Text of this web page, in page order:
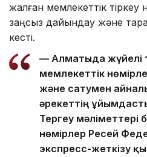
жалған мемлекеттік тіркеу
заңсыз дайындау және
кесті.
— Алматыда жүйелі
мемлекеттік
және сатумен
әрекеттің
Тергеу мәліметтері
нөмірлер Ресей
экспресс-жеткізу